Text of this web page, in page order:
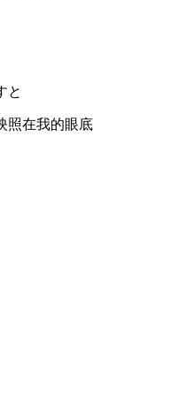
と
照在我的眼底